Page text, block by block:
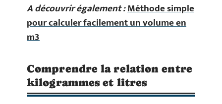
A découvrir également :Méthode simple
pour calculer facilement un volume en
m3
Comprendre la relation entre
kilogrammes et litres